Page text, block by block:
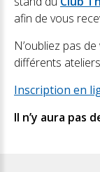
afin de vous
N’oubliez pas
différents
Inscription en
Il n’y aura pas